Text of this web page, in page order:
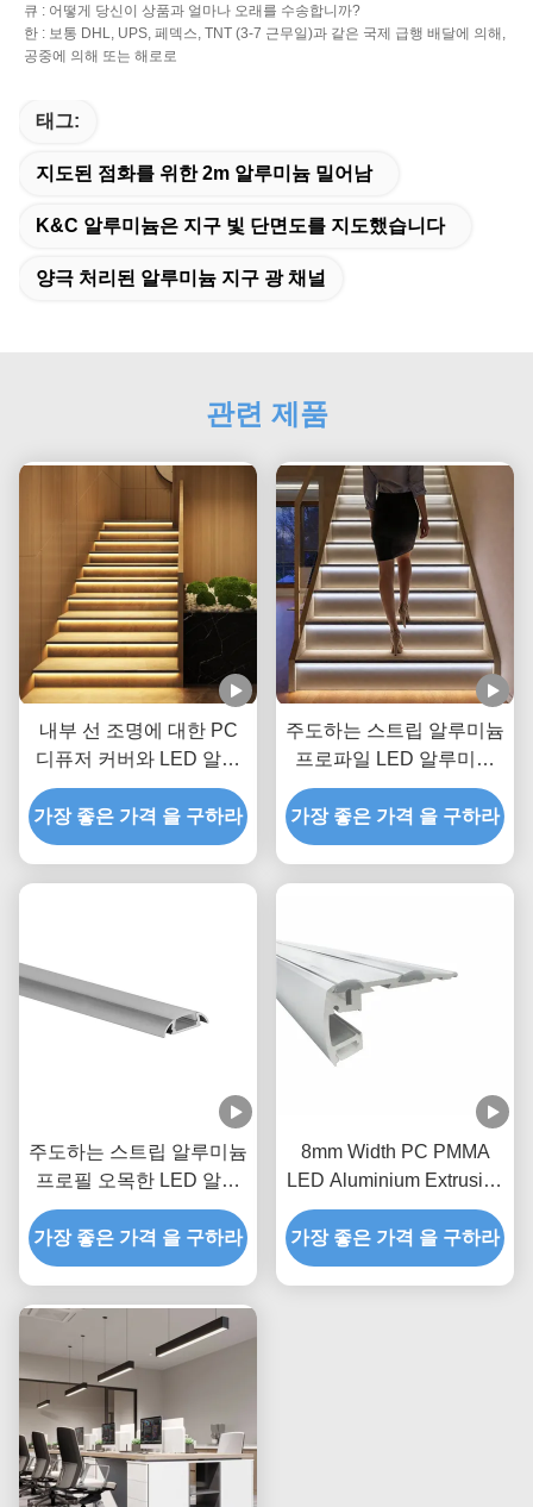
큐 : 어떻게 당신이 상품과 얼마나 오래를 수송합니까?
한 : 보통 DHL, UPS, 페덱스, TNT (3-7 근무일)과 같은 국제 급행 배달에 의해,
공중에 의해 또는 해로로
태그:
지도된 점화를 위한 2m 알루미늄 밀어남
K&C 알루미늄은 지구 빛 단면도를 지도했습니다
양극 처리된 알루미늄 지구 광 채널
관련 제품
내부 선 조명에 대한 PC
디퓨저 커버와 LED 알루
미늄 압출 프로필
가장 좋은 가격 을 구하라
주도하는 스트립 알루미늄
프로파일 LED 알루미늄
압출 검은 주도하는 알루
미늄 프로파일은 계단 조
명에 적합합니다
가장 좋은 가격 을 구하라
주도하는 스트립 알루미늄
프로필 오목한 LED 알루
미늄은 채널을 밀어냈습니
다
가장 좋은 가격 을 구하라
8mm Width PC PMMA
LED Aluminium Extrusion
Profiles 6063 T5 With PC
Diffuser Cover
가장 좋은 가격 을 구하라